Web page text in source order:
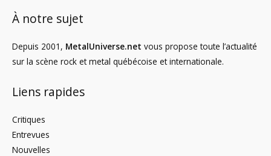
À notre sujet
Depuis 2001, MetalUniverse.net vous propose toute l’actualité
sur la scène rock et metal québécoise et internationale.
Liens rapides
Critiques
Entrevues
Nouvelles